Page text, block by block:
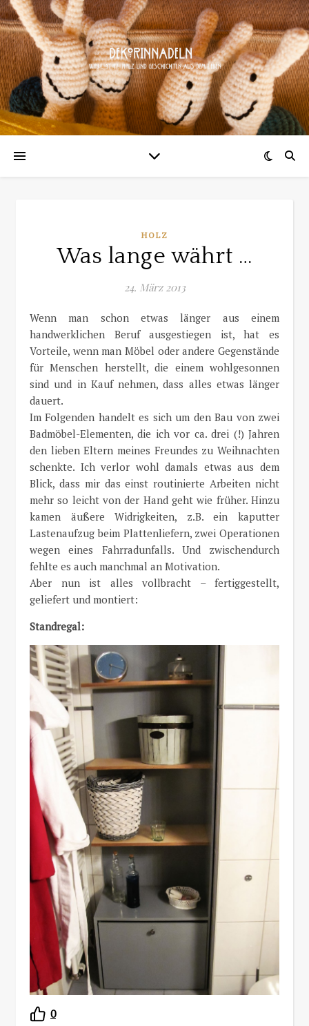
HOLZ
Was lange währt …
24. März 2013
Wenn man schon etwas länger aus einem
handwerklichen Beruf ausgestiegen ist, hat es
Vorteile, wenn man Möbel oder andere Gegenstände
für Menschen herstellt, die einem wohlgesonnen
sind und in Kauf nehmen, dass alles etwas länger
dauert.
Im Folgenden handelt es sich um den Bau von zwei
Badmöbel-Elementen, die ich vor ca. drei (!) Jahren
den lieben Eltern meines Freundes zu Weihnachten
schenkte. Ich verlor wohl damals etwas aus dem
Blick, dass mir das einst routinierte Arbeiten nicht
mehr so leicht von der Hand geht wie früher. Hinzu
kamen äußere Widrigkeiten, z.B. ein kaputter
Lastenaufzug beim Plattenliefern, zwei Operationen
wegen eines Fahrradunfalls. Und zwischendurch
fehlte es auch manchmal an Motivation.
Aber nun ist alles vollbracht – fertiggestellt,
geliefert und montiert:
Standregal:
0